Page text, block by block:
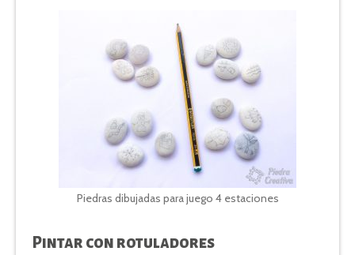
Piedras dibujadas para juego 4 estaciones
Pintar con rotuladores